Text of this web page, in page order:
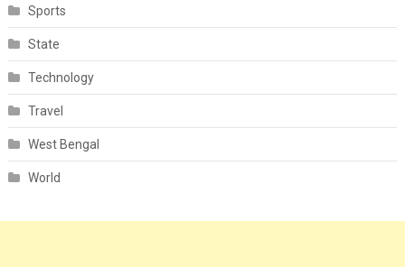
Sports
State
Technology
Travel
West Bengal
World